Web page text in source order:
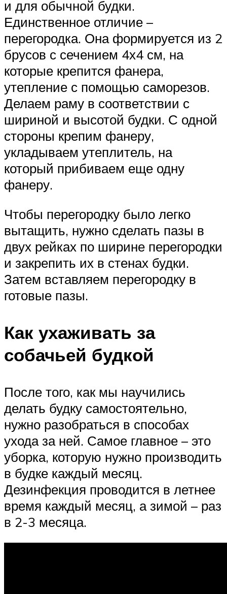
и для обычной будки.
Единственное отличие –
перегородка. Она формируется из 2
брусов с сечением 4х4 см, на
которые крепится фанера,
утепление с помощью саморезов.
Делаем раму в соответствии с
шириной и высотой будки. С одной
стороны крепим фанеру,
укладываем утеплитель, на
который прибиваем еще одну
фанеру.
Чтобы перегородку было легко
вытащить, нужно сделать пазы в
двух рейках по ширине перегородки
и закрепить их в стенах будки.
Затем вставляем перегородку в
готовые пазы.
Как ухаживать за
собачьей будкой
После того, как мы научились
делать будку самостоятельно,
нужно разобраться в способах
ухода за ней. Самое главное – это
уборка, которую нужно производить
в будке каждый месяц.
Дезинфекция проводится в летнее
время каждый месяц, а зимой – раз
в 2-3 месяца.